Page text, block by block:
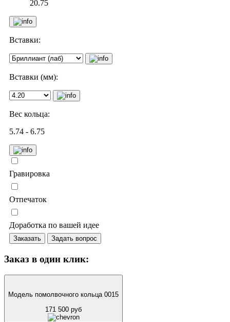
20.75
Вставки:
Вставки (мм):
Вес кольца:
5.74 - 6.75
Гравировка
Отпечаток
Доработка по вашей идее
Заказать Задать вопрос
Заказ в один клик:
Модель помолвочного кольца 0015
171 500 руб